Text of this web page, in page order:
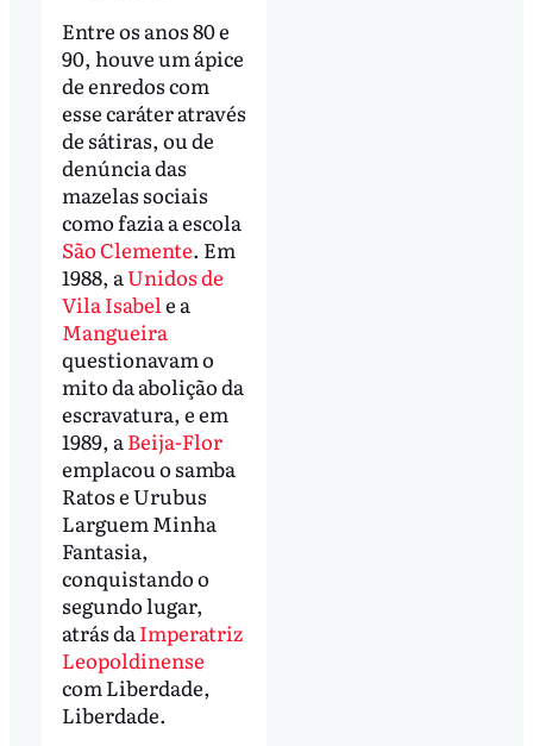
Entre os anos 80 e
90, houve um ápice
de enredos com
esse caráter através
de sátiras, ou de
denúncia das
mazelas sociais
como fazia a escola
São Clemente. Em
1988, aUnidos de
Vila Isabele a
Mangueira
questionavam o
mito da abolição da
escravatura, e em
1989, aBeija-Flor
emplacou o samba
Ratos e Urubus
Larguem Minha
Fantasia,
conquistando o
segundo lugar,
atrás daImperatriz
Leopoldinense
com Liberdade,
Liberdade.